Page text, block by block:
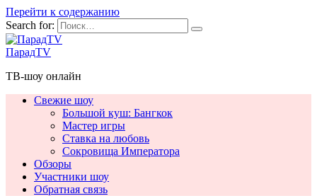
Перейти к содержанию
Search for:
ПарадTV
ТВ-шоу онлайн
Свежие шоу
Большой куш: Бангкок
Мастер игры
Ставка на любовь
Сокровища Императора
Обзоры
Участники шоу
Обратная связь